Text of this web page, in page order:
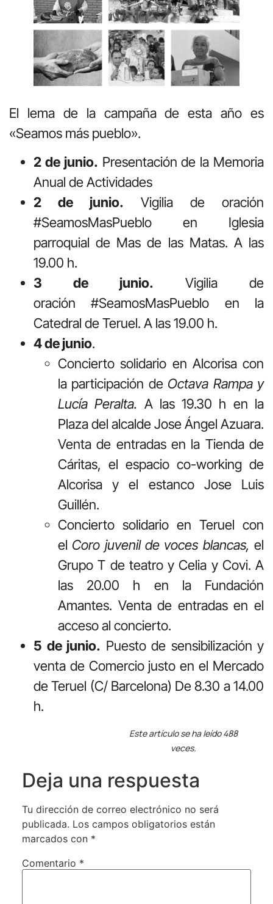
El lema de la campaña de esta año es
«Seamos más pueblo».
2 de junio. Presentación de la Memoria
Anual de Actividades
2 de junio. Vigilia de oración
#SeamosMasPueblo en Iglesia
parroquial de Mas de las Matas. A las
19.00 h.
3 de junio. Vigilia de
oración #SeamosMasPueblo en la
Catedral de Teruel. A las 19.00 h.
4 de junio.
Concierto solidario en Alcorisa con
la participación de Octava Rampa y
Lucía Peralta. A las 19.30 h en la
Plaza del alcalde Jose Ángel Azuara.
Venta de entradas en la Tienda de
Cáritas, el espacio co-working de
Alcorisa y el estanco Jose Luis
Guillén.
Concierto solidario en Teruel con
el Coro juvenil de voces blancas,el
Grupo T de teatro y Celia y Covi. A
las 20.00 h en la Fundación
Amantes. Venta de entradas en el
acceso al concierto.
5 de junio. Puesto de sensibilización y
venta de Comercio justo en el Mercado
de Teruel (C/ Barcelona) De 8.30 a 14.00
h.
Este artículo se ha leído 488
veces.
Deja una respuesta
Tu dirección de correo electrónico no será
publicada. Los campos obligatorios están
marcados con *
Comentario *